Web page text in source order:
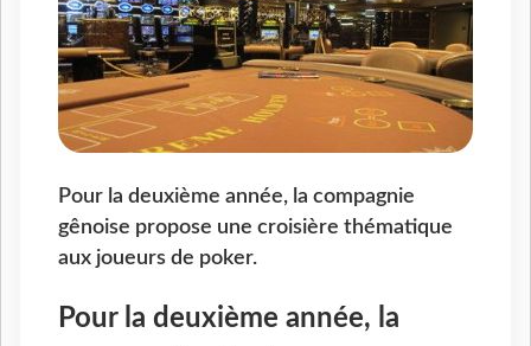
Pour la deuxième année, la compagnie
gênoise propose une croisière thématique
aux joueurs de poker.
Pour la deuxième année, la